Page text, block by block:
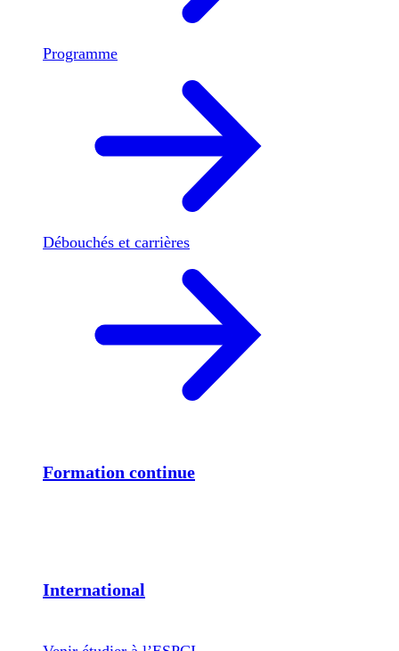
Programme
Débouchés et carrières
Formation continue
International